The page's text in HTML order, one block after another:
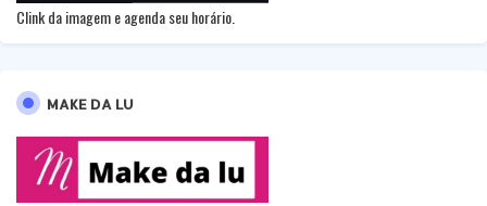
Clink da imagem e agenda seu horário.
MAKE DA LU